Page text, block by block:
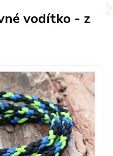
vodítko - z